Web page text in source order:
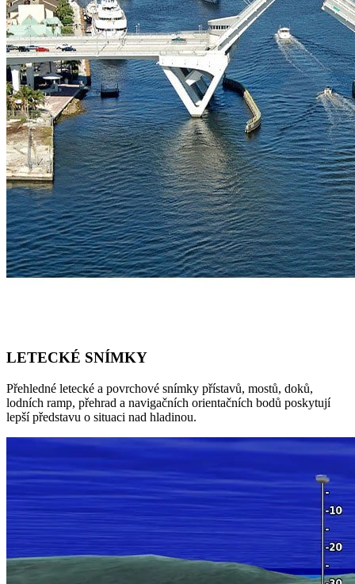
LETECKÉ SNÍMKY
Přehledné letecké a povrchové snímky přístavů, mostů, doků,
lodních ramp, přehrad a navigačních orientačních bodů poskytují
lepší představu o situaci nad hladinou.